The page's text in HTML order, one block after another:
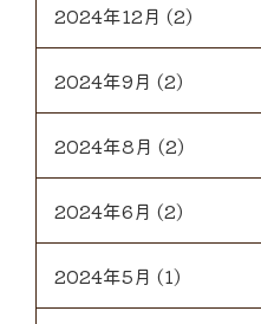
2024年12月 (2)
2024年9月 (2)
2024年8月 (2)
2024年6月 (2)
2024年5月 (1)